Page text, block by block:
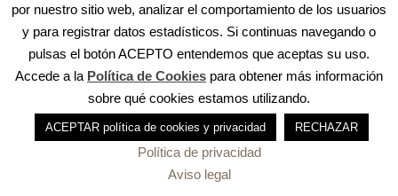
© Copyright 2020 Gastrobar Micelios · Powered by
Política de Cookies·
por nuestro sitio web, analizar el comportamiento de los usuarios
y para registrar datos estadísticos. Si continuas navegando o
pulsas el botón ACEPTO entendemos que aceptas su uso.
Accede a la Política de Cookies para obtener más información
sobre qué cookies estamos utilizando.
ACEPTAR política de cookies y privacidad RECHAZAR
Política de privacidad
Aviso legal